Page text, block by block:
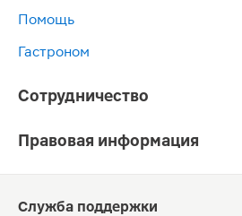
Помощь
Гастроном
Сотрудничество
Правовая информация
Служба поддержки